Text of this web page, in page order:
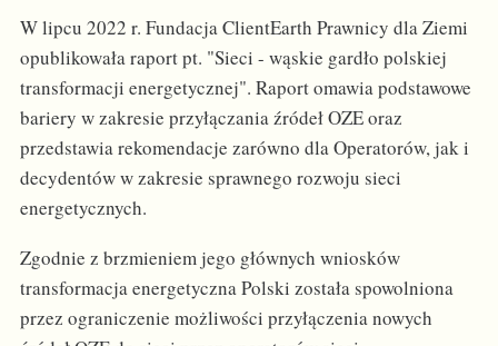
W lipcu 2022 r. Fundacja ClientEarth Prawnicy dla Ziemi
opublikowała raport pt. "Sieci - wąskie gardło polskiej
transformacji energetycznej". Raport omawia podstawowe
bariery w zakresie przyłączania źródeł OZE oraz
przedstawia rekomendacje zarówno dla Operatorów, jak i
decydentów w zakresie sprawnego rozwoju sieci
energetycznych.
Zgodnie z brzmieniem jego głównych wniosków
transformacja energetyczna Polski została spowolniona
przez ograniczenie możliwości przyłączenia nowych